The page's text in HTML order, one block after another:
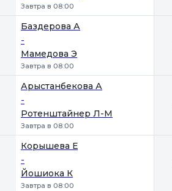
Завтра в 08:00
Баздерова А
-
Мамедова Э
Завтра в 08:00
Арыстанбекова А
-
Ротенштайнер Л-М
Завтра в 08:00
Корышева Е
-
Йошиока К
Завтра в 08:00